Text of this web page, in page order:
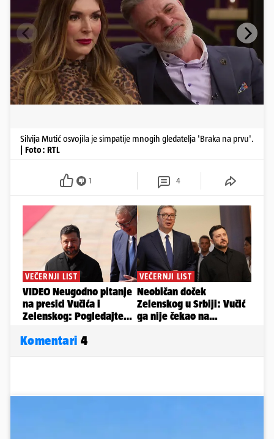
Silvija Mutić osvojila je simpatije mnogih gledatelja 'Braka na prvu'.
| Foto: RTL
1 4
Komentari 4